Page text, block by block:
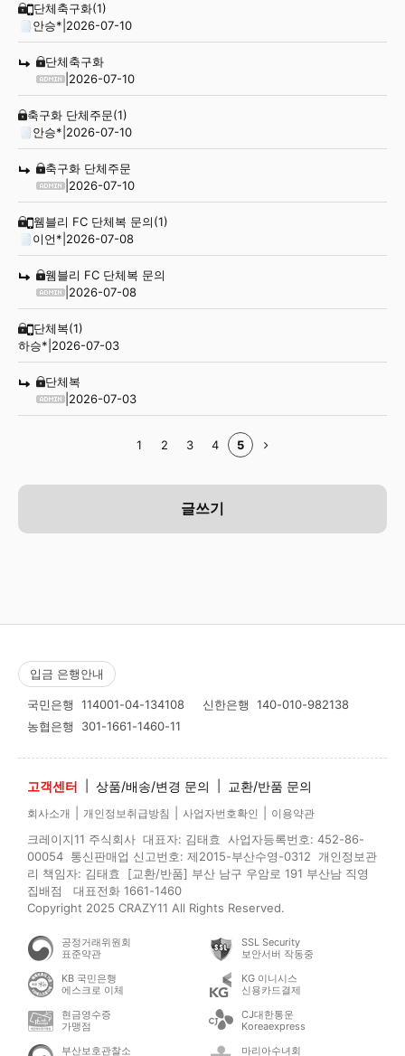
단체축구화(1)
안승* 2026-07-10
단체축구화
2026-07-10
축구화 단체주문(1)
안승* 2026-07-10
축구화 단체주문
2026-07-10
웸블리 FC 단체복 문의(1)
이언* 2026-07-08
웸블리 FC 단체복 문의
2026-07-08
단체복(1)
하승* 2026-07-03
단체복
2026-07-03
1 2 3 4 5
글쓰기
입금 은행안내
국민은행 114001-04-134108 신한은행 140-010-982138
농협은행 301-1661-1460-11
고객센터 상품/배송/변경 문의 교환/반품 문의
회사소개 개인정보취급방침 사업자번호확인 이용약관
크레이지11 주식회사 대표자: 김태효 사업자등록번호: 452-86-
00054 통신판매업 신고번호: 제2015-부산수영-0312 개인정보관
리 책임자: 김태효 [교환/반품] 부산 남구 우암로 191 부산남 직영
집배점 대표전화 1661-1460
Copyright 2025 CRAZY11 All Rights Reserved.
공정거래위원회
표준약관
SSL Security
보안서버 작동중
KB 국민은행
에스크로 이체
KG 이니시스
신용카드결제
현금영수증
가맹점
CJ대한통운
Koreaexpress
부산보호관찰소
마리아수녀회